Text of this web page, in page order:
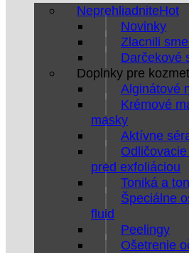
Neprehliadnite
Novinky
Zlacnili
Darčekové
Doplnky pre
Alginátové
Krémové
masky
Aktívne
pred exfoliáciou
Toniká a
Špeciálne
fluid
Peelingy
Ošetrenie